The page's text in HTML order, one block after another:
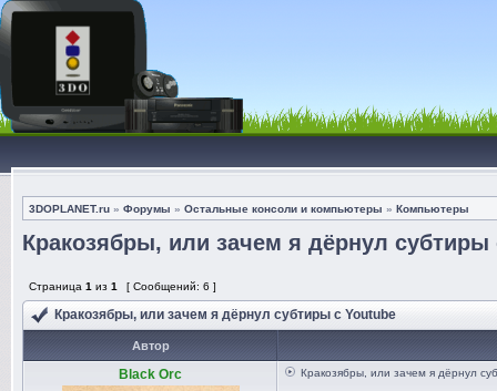
3DOPLANET.ru » Форумы » Остальные консоли и компьютеры » Компьютеры
Кракозябры, или зачем я дёрнул субтиры
Страница 1 из 1 [ Сообщений: 6 ]
Кракозябры, или зачем я дёрнул субтиры с Youtube
Автор
Black Orc Кракозябры, или зачем я дёрнул